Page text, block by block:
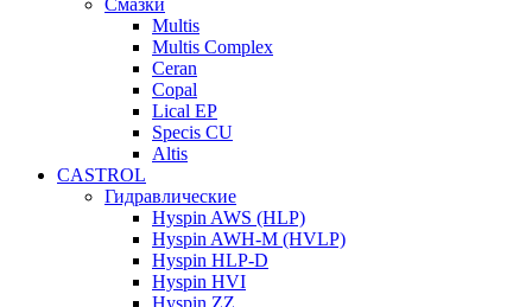
Смазки
Multis
Multis Complex
Ceran
Copal
Lical EP
Specis CU
Altis
CASTROL
Гидравлические
Hyspin AWS (HLP)
Hyspin AWH-M (HVLP)
Hyspin HLP-D
Hyspin HVI
Hyspin ZZ